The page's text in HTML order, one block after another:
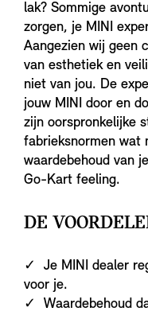
lak? Sommige
zorgen, je MINI
Aangezien wij geen
van esthetiek en
niet van jou. De
jouw MINI door en
zijn oorspronkelijke
fabrieksnormen wat
waardebehoud van
Go-Kart feeling.
DE
✓ Je MINI dealer
voor je.
✓ Waardebehoud